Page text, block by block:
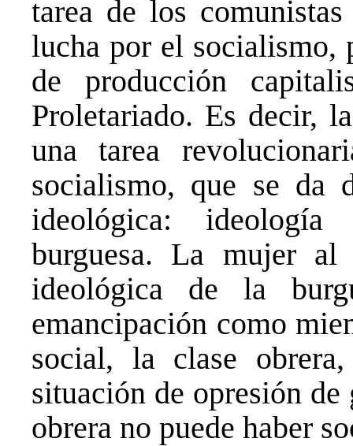
tarea de los
lucha por el socialismo,
de producción
Proletariado. Es decir,
una tarea
socialismo, que se da
ideológica:
burguesa. La mujer
ideológica de la
emancipación como
social, la clase
situación de opresión
obrera no puede haber